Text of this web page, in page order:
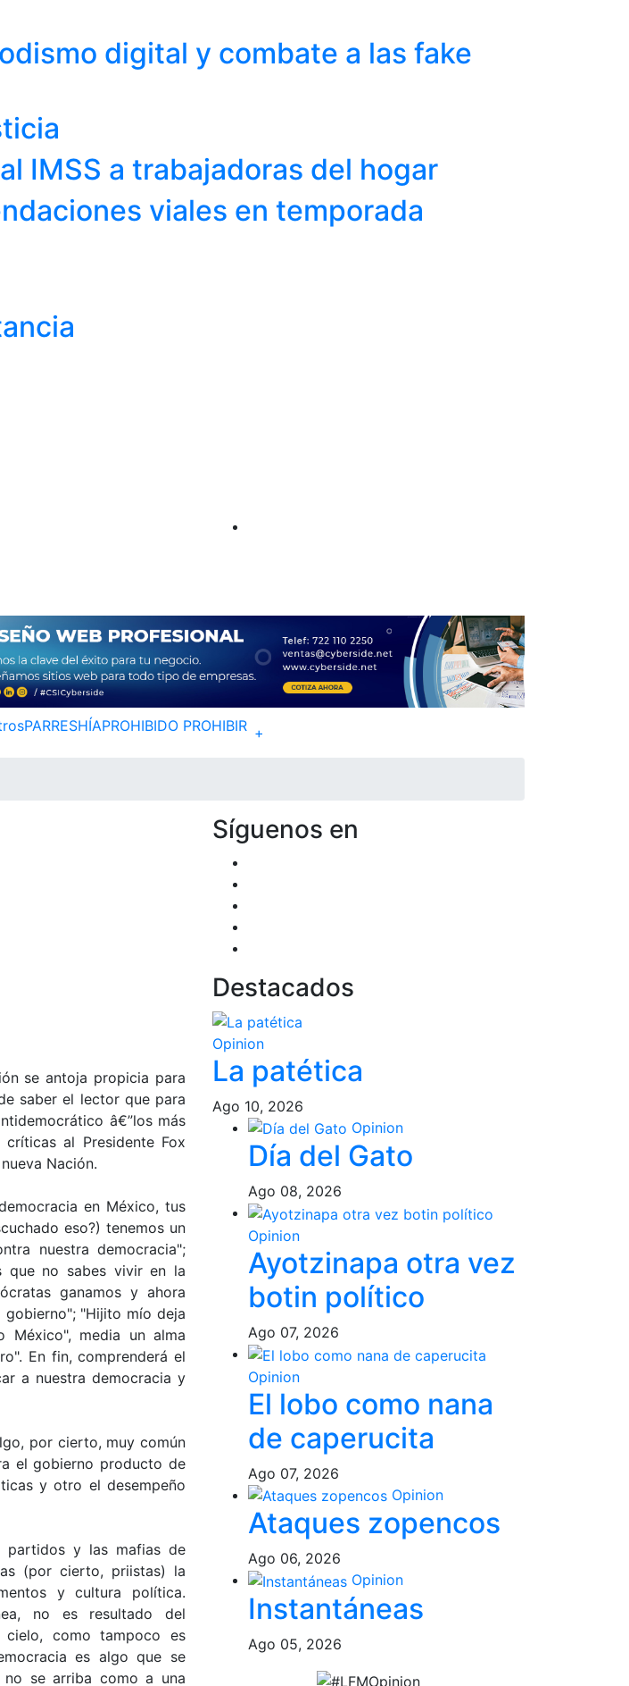
digital y combate a las fake
IMSS a trabajadoras del hogar
viales en temporada
PARRESHÍAPROHIBIDO PROHIBIR +
se antoja propicia para
saber el lector que para
â€”los más
al Presidente Fox
Nación.
en México, tus
eso?) tenemos un
nuestra democracia";
que no sabes vivir en la
ganamos y ahora
"Hijito mío deja
media un alma
En fin, comprenderá el
a nuestra democracia y
por cierto, muy común
el gobierno producto de
y otro el desempeño
partidos y las mafias de
(por cierto, priistas) la
y cultura política.
no es resultado del
como tampoco es
es algo que se
se arriba como a una
Síguenos en
Destacados
Opinion
La patética
Ago 10, 2026
Opinion
Día del Gato
Ago 08, 2026
Opinion
Ayotzinapa otra vez
botin político
Ago 07, 2026
Opinion
El lobo como nana
de caperucita
Ago 07, 2026
Opinion
Ataques zopencos
Ago 06, 2026
Opinion
Instantáneas
Ago 05, 2026